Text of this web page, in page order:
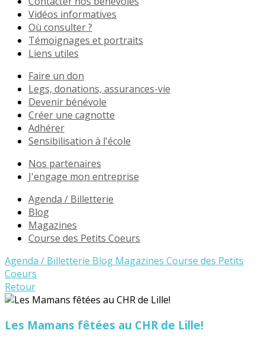
Vidéos informatives
Où consulter ?
Témoignages et portraits
Liens utiles
Faire un don
Legs, donations, assurances-vie
Devenir bénévole
Créer une cagnotte
Adhérer
Sensibilisation à l'école
Nos partenaires
J'engage mon entreprise
Agenda / Billetterie
Blog
Magazines
Course des Petits Coeurs
Agenda / Billetterie Blog Magazines Course des Petits
Coeurs
Retour
Les Mamans fêtées au CHR de Lille!